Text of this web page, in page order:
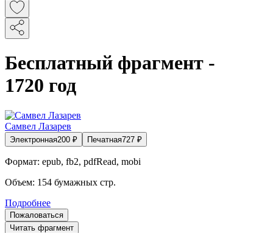
Бесплатный фрагмент -
1720 год
Самвел Лазарев
Электронная200 ₽ Печатная727 ₽
Формат: epub, fb2, pdfRead, mobi
Объем: 154 бумажных стр.
Подробнее
Пожаловаться
Читать фрагмент